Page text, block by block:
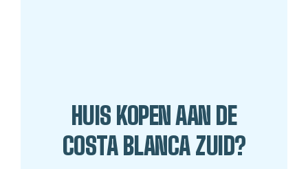
HUIS KOPEN AAN DE
COSTA BLANCA ZUID?